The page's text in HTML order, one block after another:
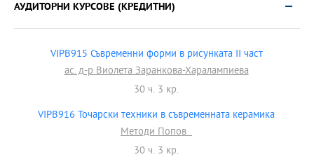
АУДИТОРНИ КУРСОВЕ (КРЕДИТНИ)
VIPB915 Съвременни форми в рисунката II част
ас. д-р Виолета Заранкова-Харалампиева
30 ч. 3 кр.
VIPB916 Точарски техники в съвременната керамика
Методи Попов
30 ч. 3 кр.